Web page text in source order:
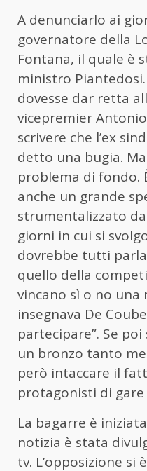
A denunciarlo ai
governatore della
Fontana, il quale è
ministro Piantedosi.
dovesse dar retta
vicepremier
scrivere che l’ex
detto una bugia.
problema di fondo.
anche un grande
strumentalizzato
giorni in cui si
dovrebbe tutti
quello della
vincano sì o no una
insegnava De
partecipare”. Se
un bronzo tanto
però intaccare il
protagonisti di
La bagarre è
notizia è stata
tv. L’opposizione si